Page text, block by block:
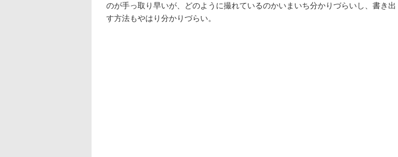
のが手っ取り早いが、どのように撮れているのかいまいち分かりづらいし、書き出
す方法もやはり分かりづらい。